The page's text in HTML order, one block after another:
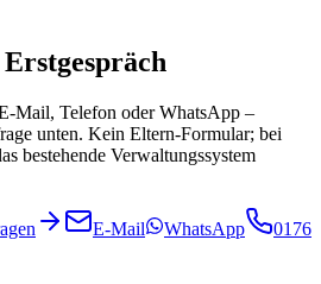
Mail, Telefon oder WhatsApp –
unten. Kein Eltern-Formular; bei
bestehende Verwaltungssystem
E-Mail WhatsApp
0176